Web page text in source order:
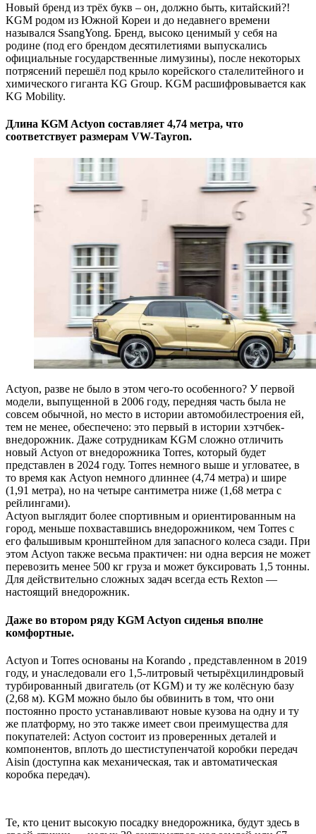
Новый бренд из трёх букв – он, должно быть, китайский?!
KGM родом из Южной Кореи и до недавнего времени
назывался SsangYong. Бренд, высоко ценимый у себя на
родине (под его брендом десятилетиями выпускались
официальные государственные лимузины), после некоторых
потрясений перешёл под крыло корейского сталелитейного и
химического гиганта KG Group. KGM расшифровывается как
KG Mobility.
Длина KGM Actyon составляет 4,74 метра, что
соответствует размерам VW-Tayron.
Actyon, разве не было в этом чего-то особенного? У первой
модели, выпущенной в 2006 году, передняя часть была не
совсем обычной, но место в истории автомобилестроения ей,
тем не менее, обеспечено: это первый в истории хэтчбек-
внедорожник. Даже сотрудникам KGM сложно отличить
новый Actyon от внедорожника Torres, который будет
представлен в 2024 году. Torres немного выше и угловатее, в
то время как Actyon немного длиннее (4,74 метра) и шире
(1,91 метра), но на четыре сантиметра ниже (1,68 метра с
рейлингами).
Actyon выглядит более спортивным и ориентированным на
город, меньше похваставшись внедорожником, чем Torres с
его фальшивым кронштейном для запасного колеса сзади. При
этом Actyon также весьма практичен: ни одна версия не может
перевозить менее 500 кг груза и может буксировать 1,5 тонны.
Для действительно сложных задач всегда есть Rexton —
настоящий внедорожник.
Даже во втором ряду KGM Actyon сиденья вполне
комфортные.
Actyon и Torres основаны на Korando , представленном в 2019
году, и унаследовали его 1,5-литровый четырёхцилиндровый
турбированный двигатель (от KGM) и ту же колёсную базу
(2,68 м). KGM можно было бы обвинить в том, что они
постоянно просто устанавливают новые кузова на одну и ту
же платформу, но это также имеет свои преимущества для
покупателей: Actyon состоит из проверенных деталей и
компонентов, вплоть до шестиступенчатой коробки передач
Aisin (доступна как механическая, так и автоматическая
коробка передач).
Те, кто ценит высокую посадку внедорожника, будут здесь в